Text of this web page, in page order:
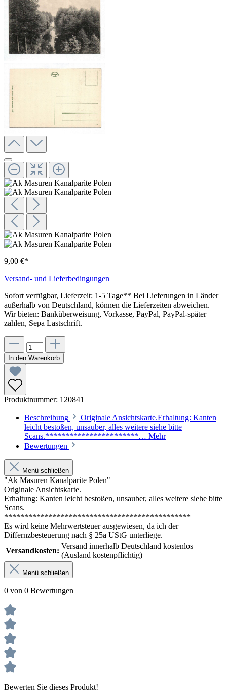
9,00 €*
Versand- und Lieferbedingungen
Sofort verfügbar, Lieferzeit: 1-5 Tage** Bei Lieferungen in Länder
außerhalb von Deutschland, können die Lieferzeiten abweichen.
Wir bieten: Banküberweisung, Vorkasse, PayPal, PayPal-später
zahlen, Sepa Lastschrift.
In den Warenkorb
Produktnummer: 120841
Beschreibung
Originale Ansichtskarte.Erhaltung: Kanten
leicht bestoßen, unsauber, alles weitere siehe bitte
Scans.***********************… Mehr
Bewertungen
Menü schließen
"Ak Masuren Kanalparite Polen"
Originale Ansichtskarte.
Erhaltung: Kanten leicht bestoßen, unsauber, alles weitere siehe bitte
Scans.
**********************************************
Es wird keine Mehrwertsteuer ausgewiesen, da ich der
Differnzbesteuerung nach § 25a UStG unterliege.
Versandkosten:
Versand innerhalb Deutschland kostenlos
(Ausland kostenpflichtig)
Menü schließen
0 von 0 Bewertungen
Bewerten Sie dieses Produkt!